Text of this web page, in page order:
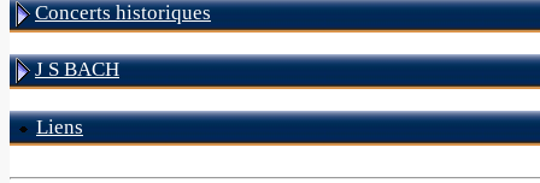
Concerts historiques
J S BACH
Liens